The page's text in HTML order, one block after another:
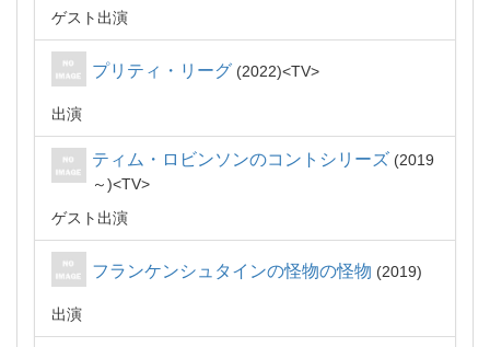
ゲスト出演
プリティ・リーグ 2022 TV
出演
ティム・ロビンソンのコントシリーズ
2019
～
TV
ゲスト出演
フランケンシュタインの怪物の怪物 2019
出演